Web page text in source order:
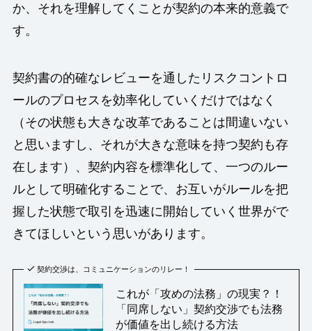
か、それを理解してくことが契約の本来的意義で
す。
契約書の的確なレビューを通したリスクコントロ
ールのプロセスを効率化していくだけではなく
（その状態も大きな改革であることは間違いない
と思いますし、それが大きな意味を持つ契約も存
在します）、契約内容を標準化して、一つのルー
ルとして明確化することで、お互いがルールを把
握した状態で取引を迅速に開始していく世界がで
きてほしいという思いがあります。
契約交渉は、コミュニケーションのリレー！
これが「攻めの法務」の現実？！
「同席しない」契約交渉でも法務
が価値を出し続ける方法